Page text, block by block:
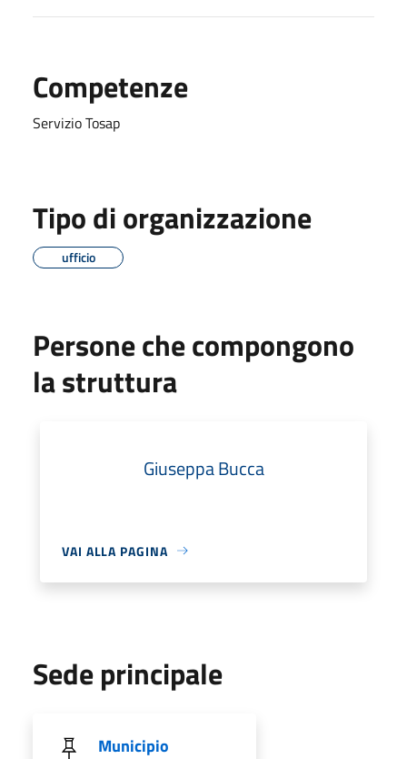
Competenze
Servizio Tosap
Tipo di organizzazione
ufficio
Persone che compongono
la struttura
Giuseppa Bucca
VAI ALLA PAGINA
Sede principale
Municipio